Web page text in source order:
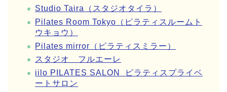
Studio Taira（スタジオタイラ）
Pilates Room Tokyo（ピラティスルームト
ウキョウ）
Pilates mirror（ピラティスミラー）
スタジオ フルエーレ
iilo PILATES SALON ピラティスプライベ
ートサロン